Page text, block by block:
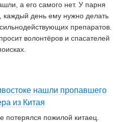
а его самого нет. У парня
каждый день ему нужно делать
препаратов.
волонтёров и спасателей
нашли пропавшего
из Китая
потерялся пожилой китаец.